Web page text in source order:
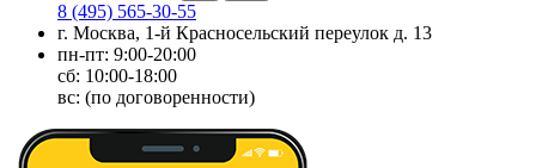
8 (495) 565-30-55
г. Москва, 1-й Красносельский переулок д. 13
пн-пт: 9:00-20:00
сб: 10:00-18:00
вс: (по договоренности)